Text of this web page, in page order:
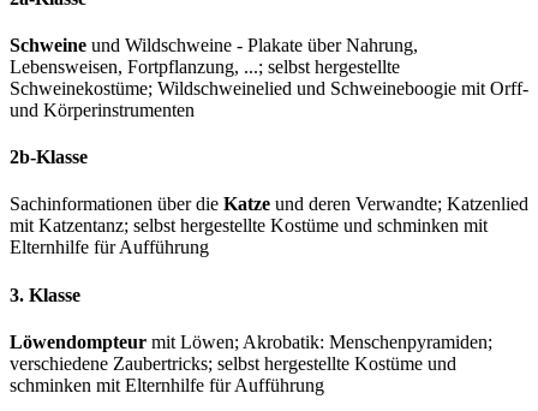
Schweine und Wildschweine - Plakate über Nahrung,
Lebensweisen, Fortpflanzung, ...; selbst hergestellte
Schweinekostüme; Wildschweinelied und Schweineboogie mit Orff-
und Körperinstrumenten
2b-Klasse
Sachinformationen über die Katze und deren Verwandte; Katzenlied
mit Katzentanz; selbst hergestellte Kostüme und schminken mit
Elternhilfe für Aufführung
3. Klasse
Löwendompteur mit Löwen; Akrobatik: Menschenpyramiden;
verschiedene Zaubertricks; selbst hergestellte Kostüme und
schminken mit Elternhilfe für Aufführung